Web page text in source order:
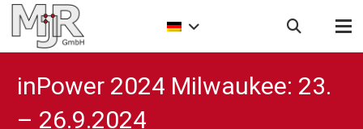
inPower 2024 Milwaukee: 23.
– 26.9.2024